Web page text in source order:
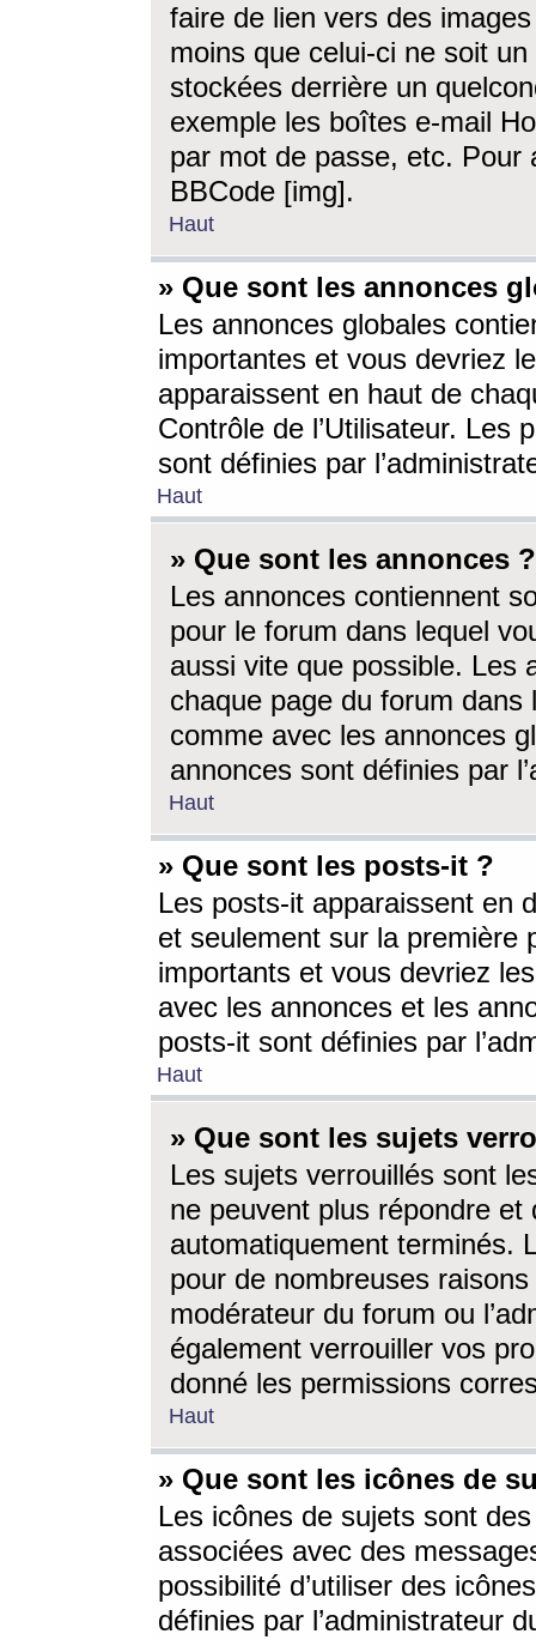
faire de lien vers des
moins que celui-ci ne soit
stockées derrière un
exemple les boîtes e-mail
par mot de passe, etc. Pour
BBCode [img].
Haut
» Que sont les annonces
Les annonces globales
importantes et vous devriez
apparaissent en haut de
Contrôle de l’Utilisateur. Les
sont définies par
Haut
» Que sont les annonces ?
Les annonces contiennent
pour le forum dans lequel
aussi vite que possible. Les
chaque page du forum dans
comme avec les annonces
annonces sont définies par
Haut
» Que sont les posts-it ?
Les posts-it apparaissent en
et seulement sur la première
importants et vous devriez
avec les annonces et les
posts-it sont définies par
Haut
» Que sont les sujets
Les sujets verrouillés sont
ne peuvent plus répondre
automatiquement terminés.
pour de nombreuses
modérateur du forum ou
également verrouiller vos
donné les permissions
Haut
» Que sont les icônes de
Les icônes de sujets sont
associées avec des
possibilité d’utiliser des
définies par l’administrateur